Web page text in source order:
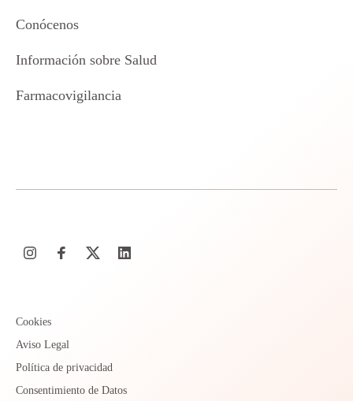
Conócenos
Información sobre Salud
Farmacovigilancia
Cookies
Aviso Legal
Política de privacidad
Consentimiento de Datos